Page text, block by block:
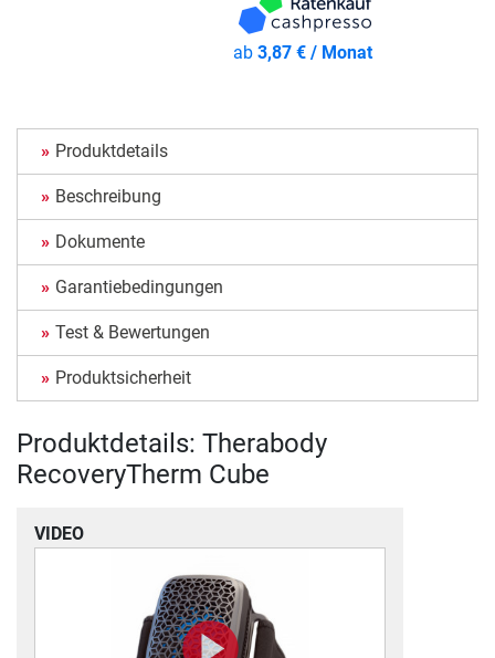
ab3,87 € / Monat
Produktdetails
Beschreibung
Dokumente
Garantiebedingungen
Test & Bewertungen
Produktsicherheit
Produktdetails: Therabody
RecoveryTherm Cube
VIDEO